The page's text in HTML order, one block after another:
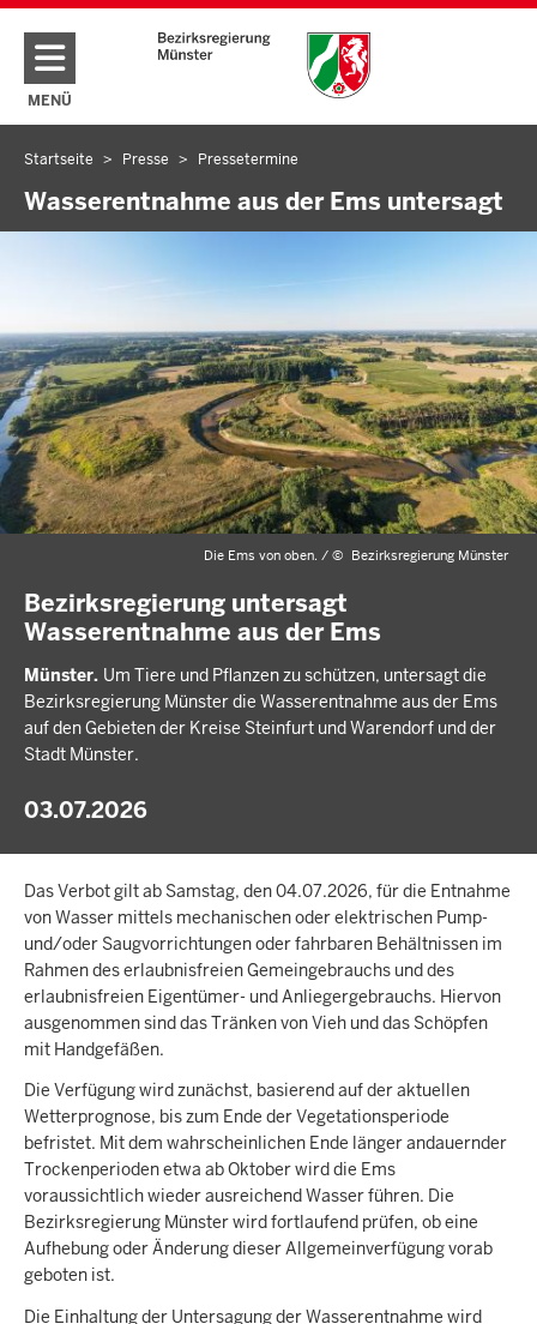
Direkt zum Inhalt
MENÜ
NAVIGATION AKTIVIEREN/DEAKTIVIEREN: HAUPTMENÜ
Sie
befinden
Startseite Presse Pressetermine
Wasserentnahme aus der Ems untersagt
Die Ems von oben. /© Bezirksregierung Münster
Bezirksregierung untersagt
Wasserentnahme aus der Ems
Münster. Um Tiere und Pflanzen zu schützen, untersagt die
Bezirksregierung Münster die Wasserentnahme aus der Ems
auf den Gebieten der Kreise Steinfurt und Warendorf und der
Stadt Münster.
03.07.2026
Das Verbot gilt ab Samstag, den 04.07.2026, für die Entnahme
von Wasser mittels mechanischen oder elektrischen Pump-
und/oder Saugvorrichtungen oder fahrbaren Behältnissen im
Rahmen des erlaubnisfreien Gemeingebrauchs und des
erlaubnisfreien Eigentümer- und Anliegergebrauchs. Hiervon
ausgenommen sind das Tränken von Vieh und das Schöpfen
mit Handgefäßen.
Die Verfügung wird zunächst, basierend auf der aktuellen
Wetterprognose, bis zum Ende der Vegetationsperiode
befristet. Mit dem wahrscheinlichen Ende länger andauernder
Trockenperioden etwa ab Oktober wird die Ems
voraussichtlich wieder ausreichend Wasser führen. Die
Bezirksregierung Münster wird fortlaufend prüfen, ob eine
Aufhebung oder Änderung dieser Allgemeinverfügung vorab
geboten ist.
Die Einhaltung der Untersagung der Wasserentnahme wird